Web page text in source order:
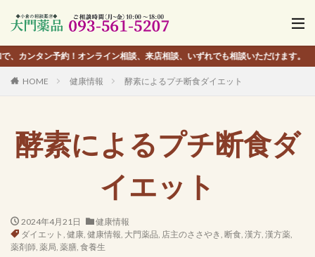
予約！オンライン相談、来店相談、いずれでも相談いただけます。
HOME 健康情報 酵素によるプチ断食ダイエット
酵素によるプチ断食ダ
イエット
2024年4月21日
健康情報
ダイエット , 健康, 健康情報, 大門薬品, 店主のささやき, 断食, 漢方, 漢方薬,
薬剤師, 薬局, 薬膳, 食養生